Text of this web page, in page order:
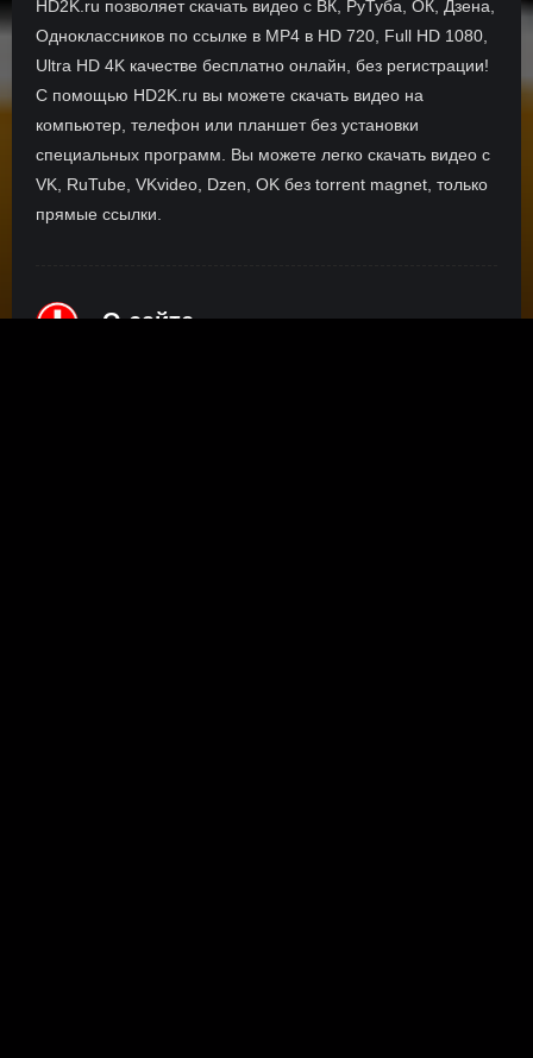
HD2K.ru позволяет скачать видео с ВК, РуТуба, ОК, Дзена,
Одноклассников по ссылке в MP4 в HD 720, Full HD 1080,
Ultra HD 4K качестве бесплатно онлайн, без регистрации!
С помощью HD2K.ru вы можете скачать видео на
компьютер, телефон или планшет без установки
специальных программ. Вы можете легко скачать видео с
VK, RuTube, VKvideo, Dzen, OK без torrent magnet, только
прямые ссылки.
О сайте